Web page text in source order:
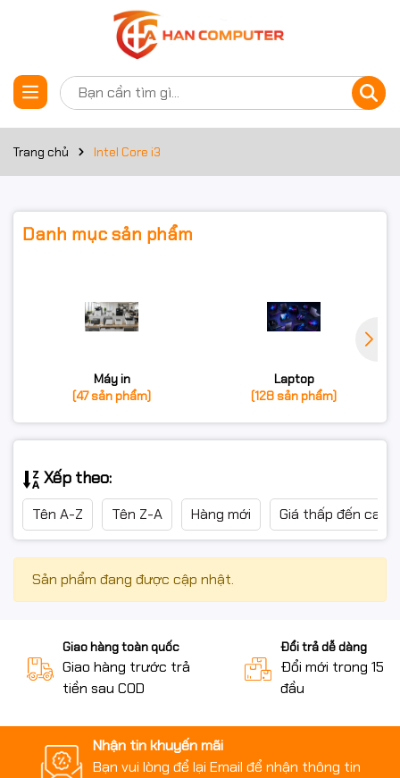
Trang chủ Intel Core i3
Danh mục sản phẩm
Máy in
(47 sản phẩm)
Laptop
(128 sản phẩm)
Xếp theo:
Tên A-Z Tên Z-A Hàng mới Giá thấp đến cao
Sản phẩm đang được cập nhật.
Giao hàng toàn quốc
Giao hàng trước trả
tiền sau COD
Đổi trả dễ dàng
Đổi mới trong 15
đầu
Nhận tin khuyến mãi
Bạn vui lòng để lại Email để nhận thông tin